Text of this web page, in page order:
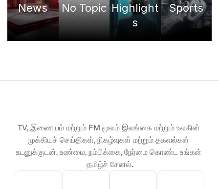
News No Topic Highlight
s
Sports
TV, இணையம் மற்றும் FM மூலம் இலங்கை மற்றும் உலகின்
முக்கியச் செய்திகள், நிகழ்வுகள் மற்றும் தகவல்கள்
உடனுக்குடன். உண்மை, நம்பிக்கை, நேர்மை கொண்ட உங்கள்
தமிழ்ச் சேனல்.